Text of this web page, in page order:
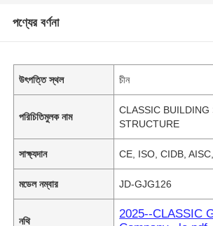
পণ্যের বর্ণনা
উৎপত্তি স্থল চীন
পরিচিতিমুলক নাম
CLASSIC BUILDING
STRUCTURE
সাক্ষ্যদান CE, ISO, CIDB,
মডেল নম্বার JD-GJG126
নথি
2025--CLASSIC